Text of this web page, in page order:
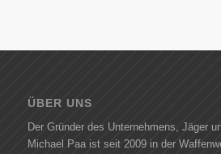
ÜBER UNS
Der Gründer des Unternehmens, Jäger
Michael Paa ist seit 2009 in der